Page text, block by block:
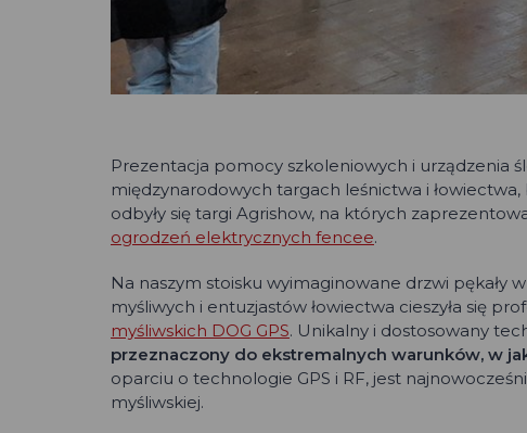
Prezentacja pomocy szkoleniowych i urządzenia
międzynarodowych targach leśnictwa i
odbyły się targi Agrishow, na których
ogrodzeń elektrycznych fencee.
Na naszym stoisku wyimaginowane drzwi pękały
myśliwych i entuzjastów łowiectwa cieszyła się
myśliwskich DOG GPS. Unikalny i dostosowany
przeznaczony do ekstremalnych warunków, w
oparciu o technologie GPS i RF, jest
myśliwskiej.